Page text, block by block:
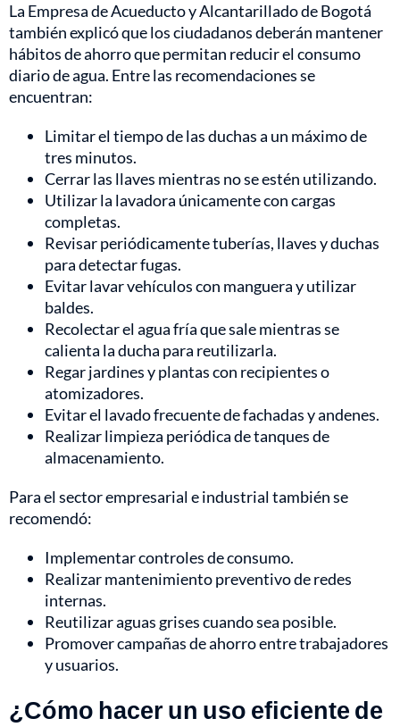
La Empresa de Acueducto y Alcantarillado de Bogotá
también explicó que los ciudadanos deberán mantener
hábitos de ahorro que permitan reducir el consumo
diario de agua. Entre las recomendaciones se
encuentran:
Limitar el tiempo de las duchas a un máximo de
tres minutos.
Cerrar las llaves mientras no se estén utilizando.
Utilizar la lavadora únicamente con cargas
completas.
Revisar periódicamente tuberías, llaves y duchas
para detectar fugas.
Evitar lavar vehículos con manguera y utilizar
baldes.
Recolectar el agua fría que sale mientras se
calienta la ducha para reutilizarla.
Regar jardines y plantas con recipientes o
atomizadores.
Evitar el lavado frecuente de fachadas y andenes.
Realizar limpieza periódica de tanques de
almacenamiento.
Para el sector empresarial e industrial también se
recomendó:
Implementar controles de consumo.
Realizar mantenimiento preventivo de redes
internas.
Reutilizar aguas grises cuando sea posible.
Promover campañas de ahorro entre trabajadores
y usuarios.
¿Cómo hacer un uso eficiente de